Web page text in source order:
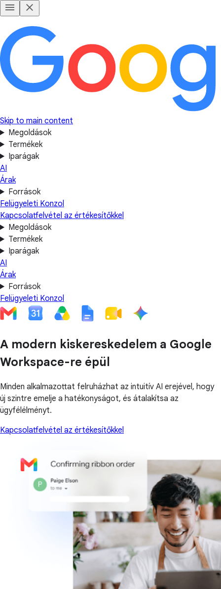
Skip to main content
Megoldások
Termékek
Iparágak
AI
Árak
Források
Felügyeleti Konzol
Kapcsolatfelvétel az értékesítőkkel
Megoldások
Termékek
Iparágak
AI
Árak
Források
Felügyeleti Konzol
A modern kiskereskedelem a Google
Workspace-re épül
Minden alkalmazottat felruházhat az intuitív AI erejével, hogy
új szintre emelje a hatékonyságot, és átalakítsa az
ügyfélélményt.
Kapcsolatfelvétel az értékesítőkkel